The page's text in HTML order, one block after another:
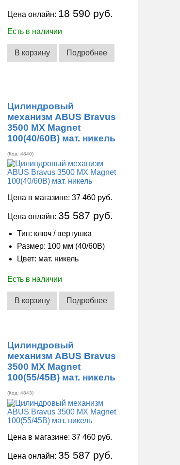
Цена онлайн: 18 590 руб.
Есть в наличии
В корзину Подробнее
Цилиндровый
механизм ABUS Bravus
3500 MX Magnet
100(40/60В) мат. никель
(Код:4840)
Цена в магазине:37 460 руб.
Цена онлайн:35 587 руб.
Тип: ключ / вертушка
Размер: 100 мм (40/60В)
Цвет: мат. никель
Есть в наличии
В корзину Подробнее
Цилиндровый
механизм ABUS Bravus
3500 MX Magnet
100(55/45В) мат. никель
(Код:4843)
Цена в магазине:37 460 руб.
Цена онлайн:35 587 руб.